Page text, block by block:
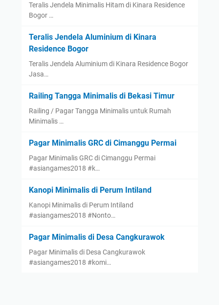
Teralis Jendela Minimalis Hitam di Kinara Residence
Bogor …
Teralis Jendela Aluminium di Kinara
Residence Bogor
Teralis Jendela Aluminium di Kinara Residence Bogor
Jasa…
Railing Tangga Minimalis di Bekasi Timur
Railing / Pagar Tangga Minimalis untuk Rumah
Minimalis …
Pagar Minimalis GRC di Cimanggu Permai
Pagar Minimalis GRC di Cimanggu Permai
#asiangames2018 #k…
Kanopi Minimalis di Perum Intiland
Kanopi Minimalis di Perum Intiland
#asiangames2018 #Nonto…
Pagar Minimalis di Desa Cangkurawok
Pagar Minimalis di Desa Cangkurawok
#asiangames2018 #komi…